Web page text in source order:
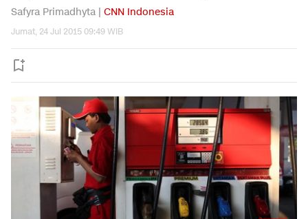
Safyra Primadhyta | CNN Indonesia
Jumat, 24 Jul 2015 09:49 WIB